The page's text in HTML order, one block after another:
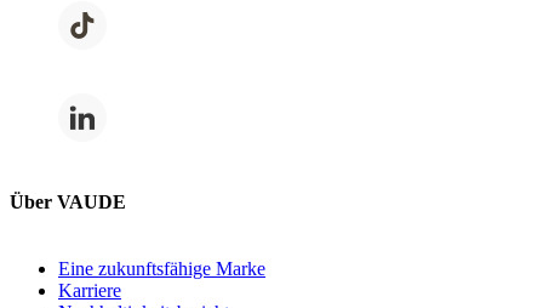
Über VAUDE
Eine zukunftsfähige Marke
Karriere